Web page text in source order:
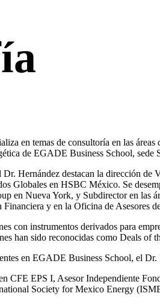
en temas de consultoría en las
de EGADE Business School, sede
Hernández destacan la dirección
Globales en HSBC México. Se
en Nueva York, y Subdirector en las
y en la Oficina de Asesores
con instrumentos derivados para
han sido reconocidas como Deals of
en EGADE Business School, el
CFE EPS I, Asesor Independiente
Society for Mexico Energy